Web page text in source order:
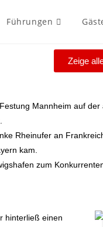
Führungen
Zeige
Mannheim auf
Rheinufer an
kam.
zum
hinterließ einen